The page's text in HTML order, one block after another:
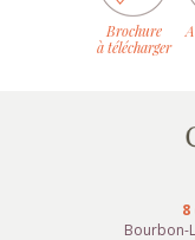
Brochure
à télécharger
Bourbon-